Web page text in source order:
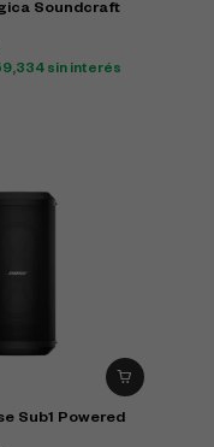
Soundcraft
sin interés
Sub1 Powered